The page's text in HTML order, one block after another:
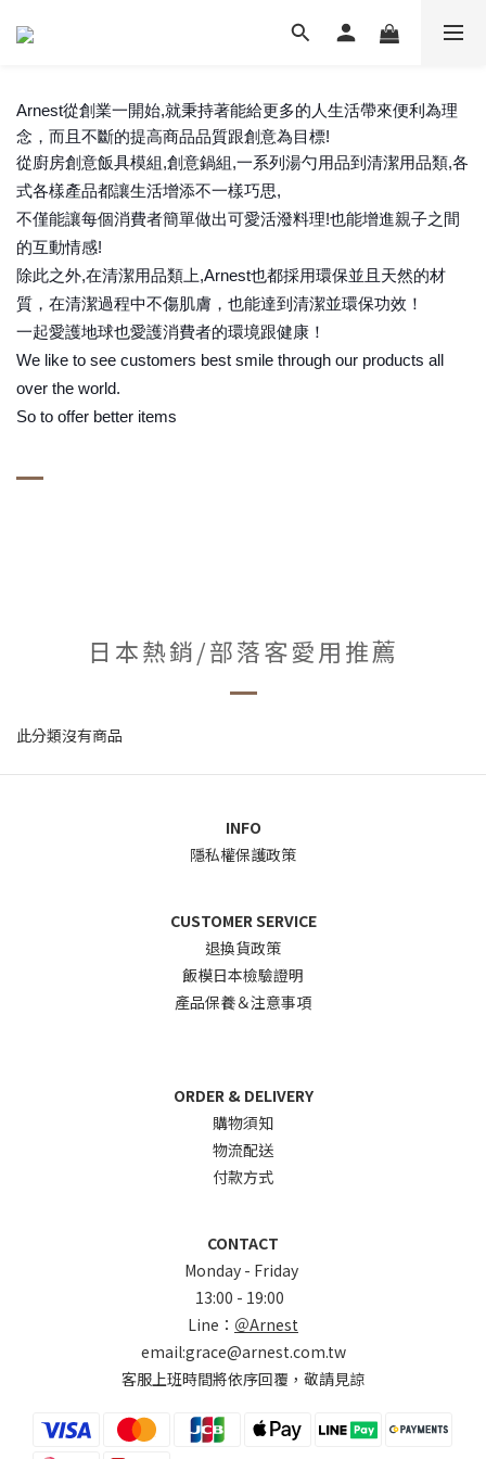
Arnest從創業一開始,就秉持著能給更多的人生活帶來便利為理
念，而且不斷的提高商品品質跟創意為目標!
從廚房創意飯具模組,創意鍋組,一系列湯勺用品到清潔用品類,各
式各樣產品都讓生活增添不一樣巧思,
不僅能讓每個消費者簡單做出可愛活潑料理!也能增進親子之間
的互動情感!
除此之外,在清潔用品類上,Arnest也都採用環保並且天然的材
質，在清潔過程中不傷肌膚，也能達到清潔並環保功效！
一起愛護地球也愛護消費者的環境跟健康！
We like to see customers best smile through our products all
over the world.
So to offer better items
日本熱銷/部落客愛用推薦
此分類沒有商品
INFO
隱私權保護政策
CUSTOMER SERVICE
退換貨政策
飯模日本檢驗證明
產品保養＆注意事項
ORDER & DELIVERY
購物須知
物流配送
付款方式
CONTACT
Monday - Friday
13:00 - 19:00
Line： ＠Arnest
email:grace@arnest.com.tw
客服上班時間將依序回覆，敬請見諒